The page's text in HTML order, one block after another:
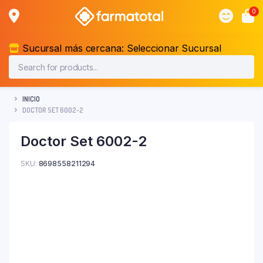
0
Sucursal más cercana: Seleccionar Sucursal
INICIO
DOCTOR SET 6002-2
Doctor Set 6002-2
SKU: 8698558211294